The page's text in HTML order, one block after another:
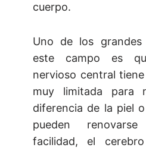
cuerpo.
Uno de los grandes
este campo es
nervioso central
muy limitada para
diferencia de la piel
pueden
facilidad, el